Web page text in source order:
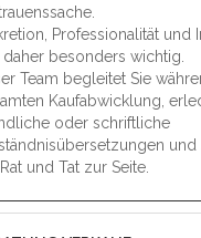
Professionalität und
daher besonders wichtig.
Team begleitet Sie
Kaufabwicklung,
oder schriftliche
und
und Tat zur Seite.